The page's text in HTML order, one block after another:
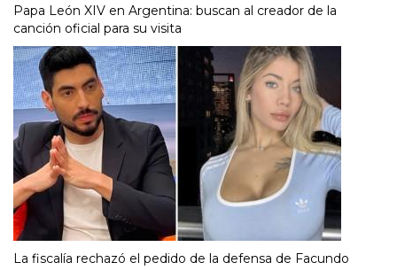
Papa León XIV en Argentina: buscan al creador de la
canción oficial para su visita
La fiscalía rechazó el pedido de la defensa de Facundo